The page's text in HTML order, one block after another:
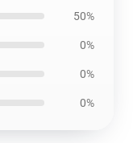
50%
0%
0%
0%